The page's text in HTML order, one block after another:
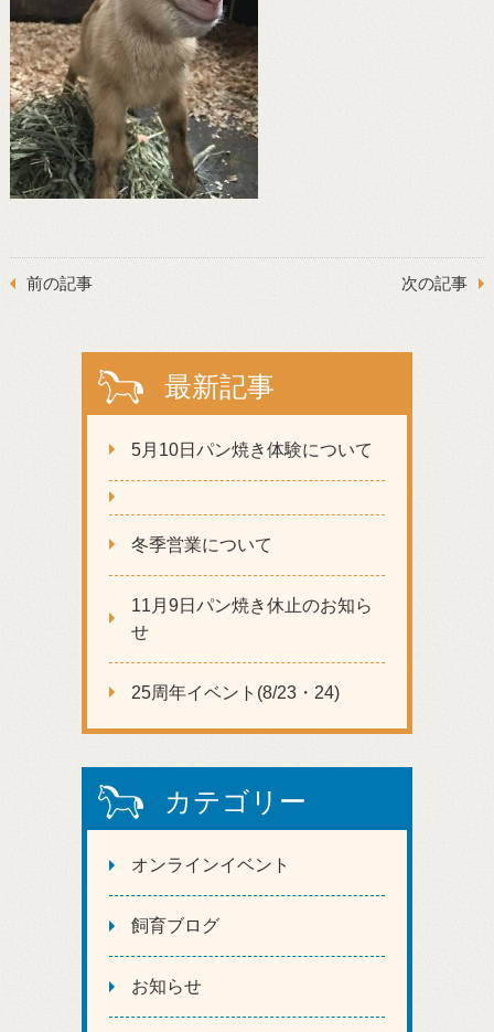
前の記事 次の記事
最新記事
5月10日パン焼き体験について
冬季営業について
11月9日パン焼き休止のお知ら
せ
25周年イベント(8/23・24)
カテゴリー
オンラインイベント
飼育ブログ
お知らせ